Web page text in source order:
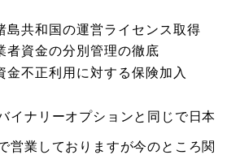
島共和国の運営ライセンス取得
者資金の分別管理の徹底
金不正利用に対する保険加入
イナリーオプションと同じで日本
営業しておりますが今のところ関